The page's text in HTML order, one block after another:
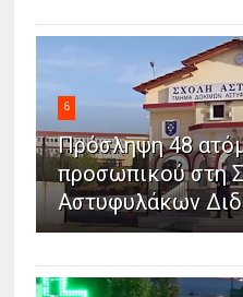
6
Πρόσληψη 48
προσωπικού στη
Αστυφυλάκων